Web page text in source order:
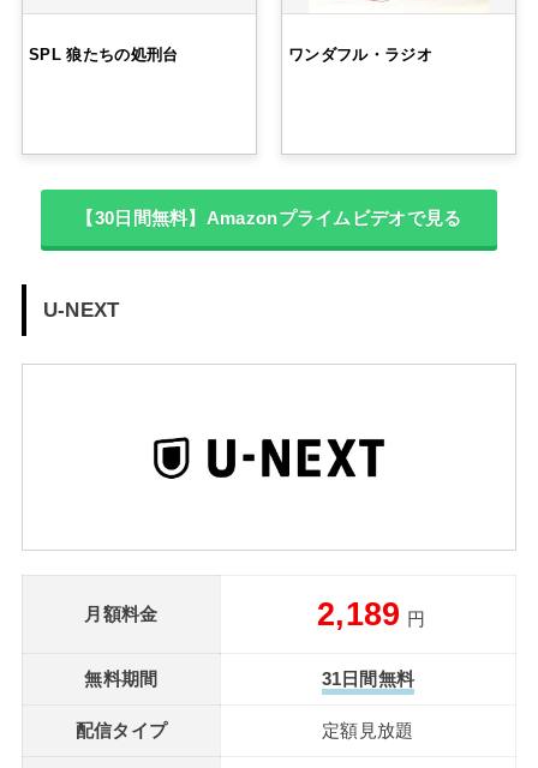
SPL 狼たちの処刑台 ワンダフル・ラジオ
【30日間無料】Amazonプライムビデオで見る
U-NEXT
月額料金 2,189 円
無料期間 31日間無料
配信タイプ 定額見放題